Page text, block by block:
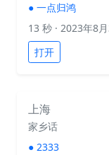
● 一点归鸿
13 秒 · 2023年8
打开
上海
家乡话
● 2333